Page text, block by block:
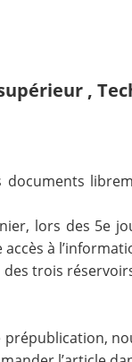
,
lors des 5e
à
trois
prépublication,